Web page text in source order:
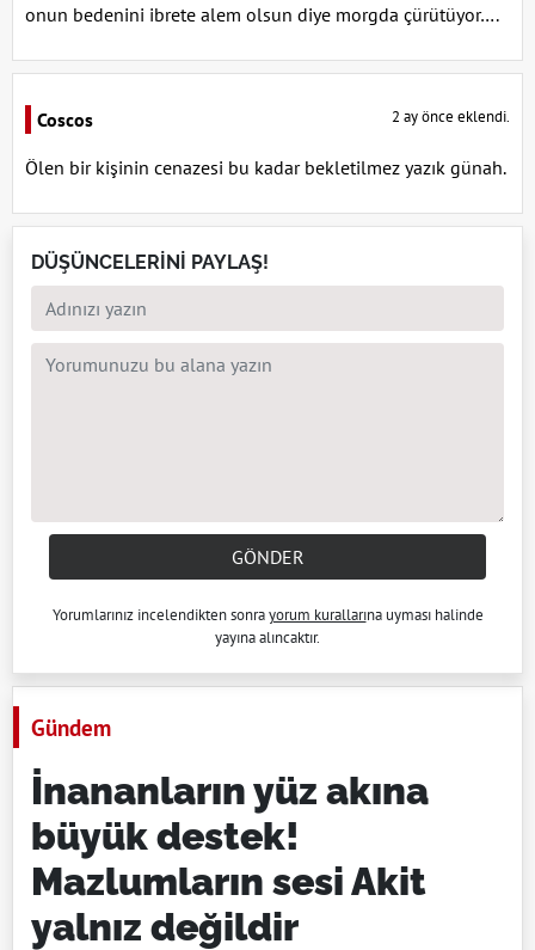
onun bedenini ibrete alem olsun diye morgda çürütüyor….
Coscos 2 ay önce eklendi.
Ölen bir kişinin cenazesi bu kadar bekletilmez yazık günah.
DÜŞÜNCELERİNİ PAYLAŞ!
GÖNDER
Yorumlarınız incelendikten sonrayorum kurallarına uyması halinde
yayına alıncaktır.
Gündem
İnananların yüz akına
büyük destek!
Mazlumların sesi Akit
yalnız değildir